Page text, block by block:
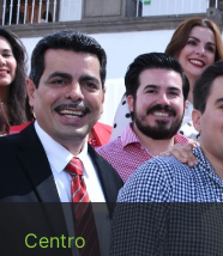
Centro